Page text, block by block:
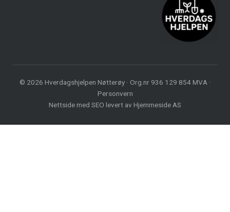
© 2026 Hverdagshjelpen Nøtterøy · Org.nr 936 129 854 MVA ·
Personvern
Nettside med SEO levert av Hjemmeside AS